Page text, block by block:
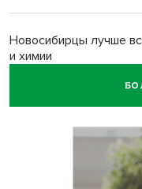
Новосибирцы лучше
и химии